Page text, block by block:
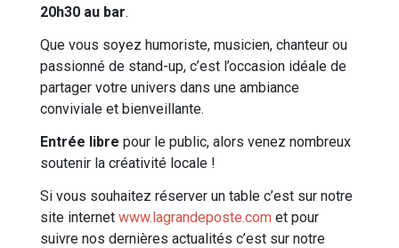
20h30 au bar.
Que vous soyez humoriste, musicien, chanteur ou
passionné de stand-up, c’est l’occasion idéale de
partager votre univers dans une ambiance
conviviale et bienveillante.
Entrée libre pour le public, alors venez nombreux
soutenir la créativité locale !
Si vous souhaitez réserver un table c’est sur notre
site internet www.lagrandeposte.com et pour
suivre nos dernières actualités c’est sur notre